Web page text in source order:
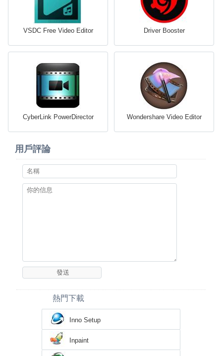
VSDC Free Video Editor Driver Booster
CyberLink PowerDirector Wondershare Video Editor
用戶評論
熱門下載
Inno Setup
Inpaint